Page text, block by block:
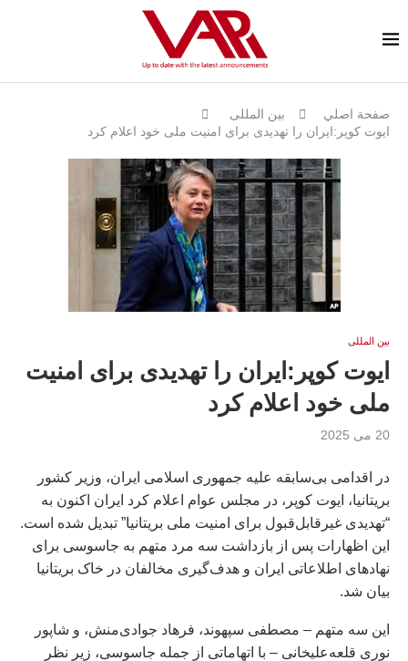
صفحة اصلي
بين المللى
ایوت کوپر:ایران را تهدیدی برای امنیت ملی خود اعلام کرد
بين المللى
ایوت کوپر:ایران را تهدیدی برای امنیت
ملی خود اعلام کرد
20 می 2025
در اقدامی بی‌سابقه علیه جمهوری اسلامی ایران، وزیر کشور
بریتانیا، ایوت کوپر، در مجلس عوام اعلام کرد ایران اکنون به
“تهدیدی غیرقابل‌قبول برای امنیت ملی بریتانیا” تبدیل شده است.
این اظهارات پس از بازداشت سه مرد متهم به جاسوسی برای
نهادهای اطلاعاتی ایران و هدف‌گیری مخالفان در خاک بریتانیا
بیان شد.
این سه متهم – مصطفی سپهوند، فرهاد جوادی‌منش، و شاپور
نوری قلعه‌علیخانی – با اتهاماتی از جمله جاسوسی، زیر نظر